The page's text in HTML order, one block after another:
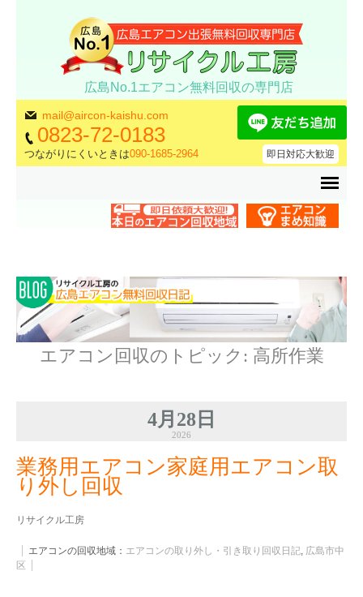
広島No.1エアコン無料回収の専門店
mail@aircon-kaishu.com
0823-72-0183
つながりにくいときは090-1685-2964 即日対応大歓迎
エアコン回収のトピック: 高所作業
4月28日
2026
業務用エアコン家庭用エアコン取
り外し回収
リサイクル工房
エアコンの回収地域： エアコンの取り外し・引き取り回収日記 広島市中
区